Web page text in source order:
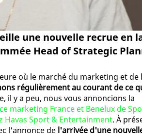
une nouvelle recrue en
Head of Strategic
où le marché du marketing et de
régulièrement au courant de ce
il y a peu, nous vous annoncions la
marketing France et Benelux de
Havas Sport & Entertainment. À
l'annonce de l'arrivée d'une